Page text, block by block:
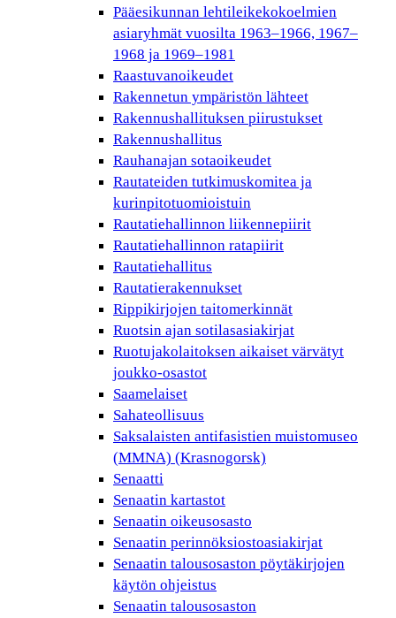
Pääesikunnan lehtileikekokoelmien
asiaryhmät vuosilta 1963–1966, 1967–
1968 ja 1969–1981
Raastuvanoikeudet
Rakennetun ympäristön lähteet
Rakennushallituksen piirustukset
Rakennushallitus
Rauhanajan sotaoikeudet
Rautateiden tutkimuskomitea ja
kurinpitotuomioistuin
Rautatiehallinnon liikennepiirit
Rautatiehallinnon ratapiirit
Rautatiehallitus
Rautatierakennukset
Rippikirjojen taitomerkinnät
Ruotsin ajan sotilasasiakirjat
Ruotujakolaitoksen aikaiset värvätyt
joukko-osastot
Saamelaiset
Sahateollisuus
Saksalaisten antifasistien muistomuseo
(MMNA) (Krasnogorsk)
Senaatti
Senaatin kartastot
Senaatin oikeusosasto
Senaatin perinnöksiostoasiakirjat
Senaatin talousosaston pöytäkirjojen
käytön ohjeistus
Senaatin talousosaston